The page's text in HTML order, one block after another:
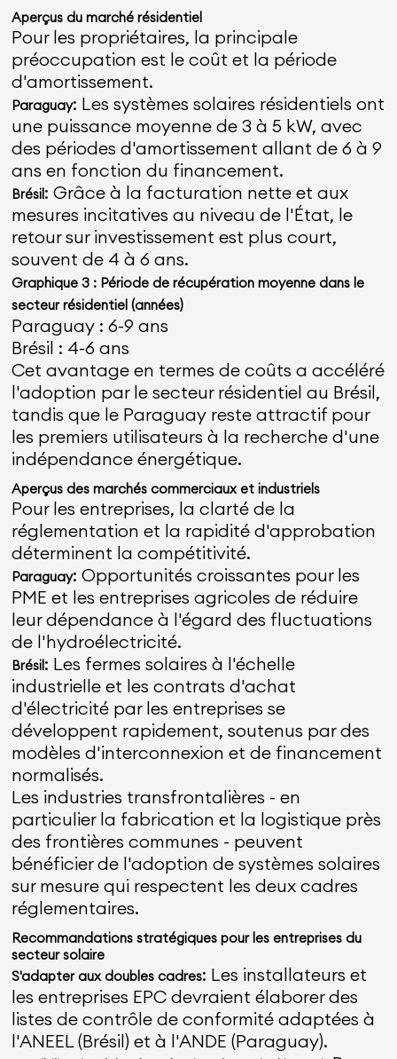
Aperçus du marché résidentiel
Pour les propriétaires, la principale
préoccupation est le coût et la période
d'amortissement.
Paraguay: Les systèmes solaires résidentiels ont
une puissance moyenne de 3 à 5 kW, avec
des périodes d'amortissement allant de 6 à 9
ans en fonction du financement.
Brésil: Grâce à la facturation nette et aux
mesures incitatives au niveau de l'État, le
retour sur investissement est plus court,
souvent de 4 à 6 ans.
Graphique 3 : Période de récupération moyenne dans le
secteur résidentiel (années)
Paraguay : 6-9 ans
Brésil : 4-6 ans
Cet avantage en termes de coûts a accéléré
l'adoption par le secteur résidentiel au Brésil,
tandis que le Paraguay reste attractif pour
les premiers utilisateurs à la recherche d'une
indépendance énergétique.
Aperçus des marchés commerciaux et industriels
Pour les entreprises, la clarté de la
réglementation et la rapidité d'approbation
déterminent la compétitivité.
Paraguay: Opportunités croissantes pour les
PME et les entreprises agricoles de réduire
leur dépendance à l'égard des fluctuations
de l'hydroélectricité.
Brésil: Les fermes solaires à l'échelle
industrielle et les contrats d'achat
d'électricité par les entreprises se
développent rapidement, soutenus par des
modèles d'interconnexion et de financement
normalisés.
Les industries transfrontalières - en
particulier la fabrication et la logistique près
des frontières communes - peuvent
bénéficier de l'adoption de systèmes solaires
sur mesure qui respectent les deux cadres
réglementaires.
Recommandations stratégiques pour les entreprises du
secteur solaire
S'adapter aux doubles cadres: Les installateurs et
les entreprises EPC devraient élaborer des
listes de contrôle de conformité adaptées à
l'ANEEL (Brésil) et à l'ANDE (Paraguay).